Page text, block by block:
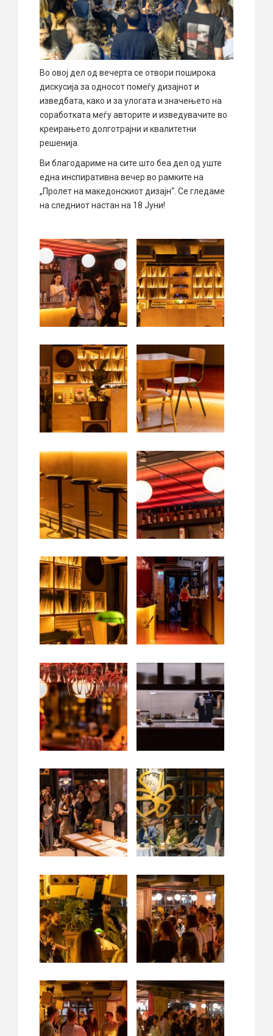
Во овој дел од вечерта се отвори поширока
дискусија за односот помеѓу дизајнот и
изведбата, како и за улогата и значењето на
соработката меѓу авторите и изведувачите во
креирањето долготрајни и квалитетни
решенија.
Ви благодариме на сите што беа дел од уште
една инспиративна вечер во рамките на
„Пролет на македонскиот дизајн“. Се гледаме
на следниот настан на 18 Јуни!